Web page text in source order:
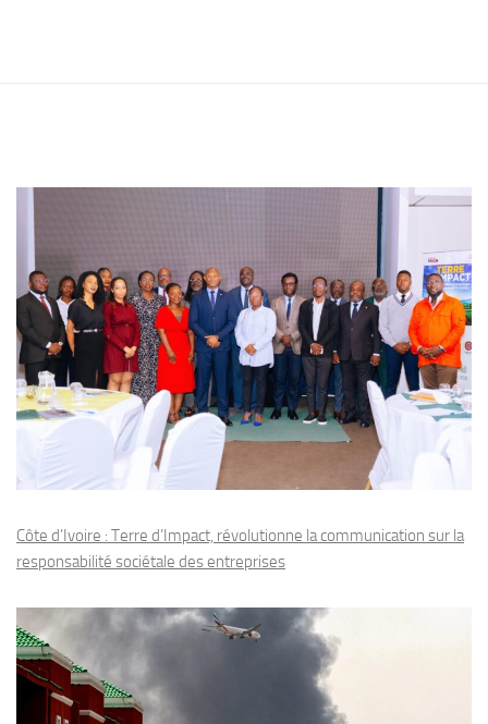
Côte d’Ivoire : Terre d’Impact, révolutionne la communication sur la
responsabilité sociétale des entreprises